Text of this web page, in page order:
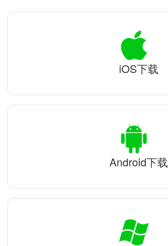
iOS下载
Android下载